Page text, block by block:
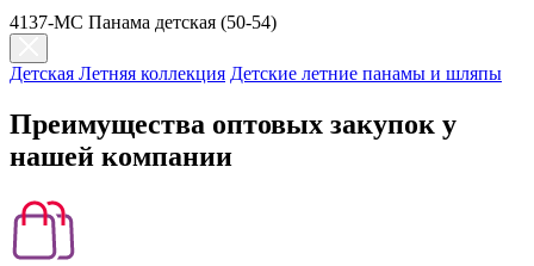
4137-МС Панама детская (50-54)
Детская Летняя коллекция Детские летние панамы и шляпы
Преимущества оптовых закупок у
нашей компании